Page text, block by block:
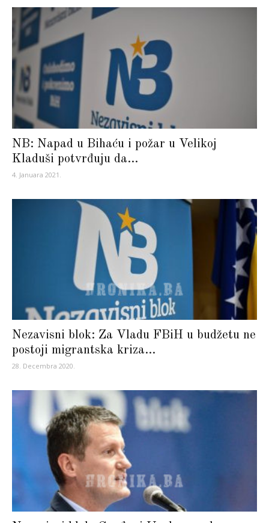
NB: Napad u Bihaću i požar u Velikoj
Kladuši potvrđuju da...
4. Januara 2021.
Nezavisni blok: Za Vladu FBiH u budžetu ne
postoji migrantska kriza...
28. Decembra 2020.